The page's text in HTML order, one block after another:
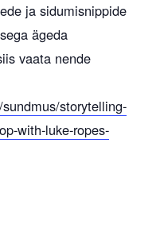
ja sidumisnippide
ägeda
vaata nende
storytelling-
with-luke-ropes-